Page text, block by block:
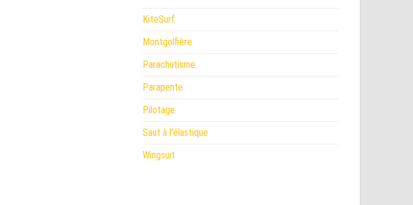
KiteSurf
Montgolfière
Parachutisme
Parapente
Pilotage
Saut à l'élastique
Wingsuit